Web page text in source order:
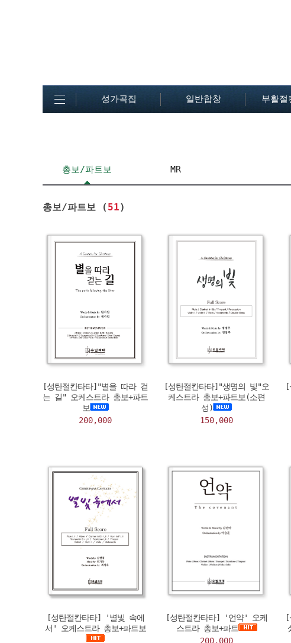
성가곡집 일반합창 부활절
총보/파트보 MR
총보/파트보 ( 51)
[성탄절칸타타]"별을 따라 걷
는 길" 오케스트라 총보+파트
보
200,000
[성탄절칸타타]"생명의 빛"오
케스트라 총보+파트보(소편
성)
150,000
[
[성탄절칸타타] '별빛 속에
서' 오케스트라 총보+파트보
[성탄절칸타타] '언약' 오케
스트라 총보+파트
200,000